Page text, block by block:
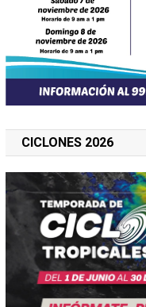
CICLONES 2026